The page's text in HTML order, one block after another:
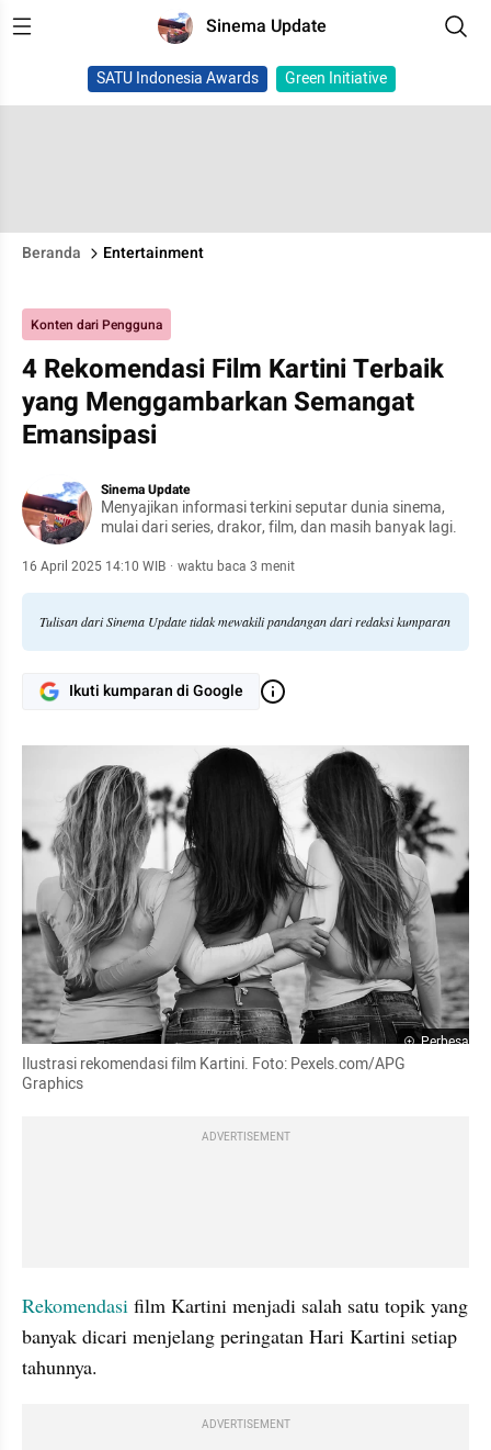
Sinema Update
SATU Indonesia Awards Green Initiative
Beranda Entertainment
Konten dari Pengguna
4 Rekomendasi Film Kartini Terbaik
yang Menggambarkan Semangat
Emansipasi
Sinema Update
Menyajikan informasi terkini seputar dunia sinema,
mulai dari series, drakor, film, dan masih banyak lagi.
16 April 2025 14:10 WIB · waktu baca 3 menit
Tulisan dari Sinema Update tidak mewakili pandangan dari redaksi kumparan
Ikuti kumparan di Google
Perbesar
Ilustrasi rekomendasi film Kartini. Foto: Pexels.com/APG
Graphics
ADVERTISEMENT
Rekomendasi film Kartini menjadi salah satu topik yang
banyak dicari menjelang peringatan Hari Kartini setiap
tahunnya.
ADVERTISEMENT